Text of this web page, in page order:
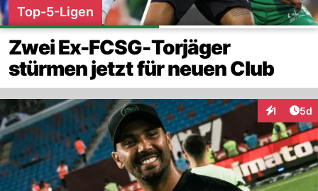
Top-5-Ligen
Zwei Ex-FCSG-Torjäger
stürmen jetzt für neuen Club
1 5d